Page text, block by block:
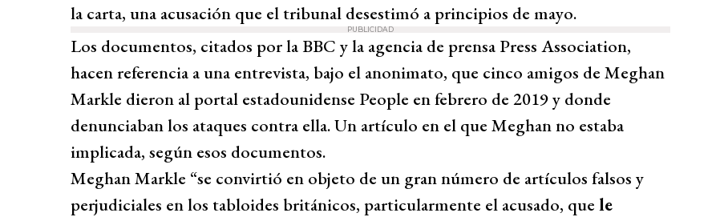
la carta, una acusación que el tribunal desestimó a principios de mayo.
PUBLICIDAD
Los documentos, citados por la BBC y la agencia de prensa Press Association,
hacen referencia a una entrevista, bajo el anonimato, que cinco amigos de Meghan
Markle dieron al portal estadounidense People en febrero de 2019 y donde
denunciaban los ataques contra ella. Un artículo en el que Meghan no estaba
implicada, según esos documentos.
Meghan Markle “se convirtió en objeto de un gran número de artículos falsos y
perjudiciales en los tabloides británicos, particularmente el acusado, que le